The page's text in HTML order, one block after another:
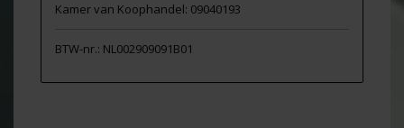
Kamer van Koophandel: 09040193
BTW-nr.: NL002909091B01